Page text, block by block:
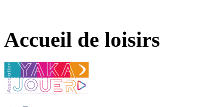
Accueil de loisirs